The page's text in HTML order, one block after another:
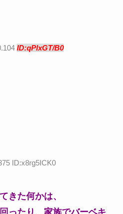
ID:qPlxGT/B0
ID:x8rg5ICK0
きた何かは、
ったり、家族でバーベキ